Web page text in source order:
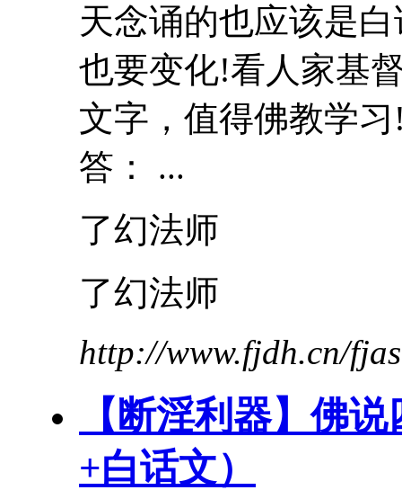
天念诵的也应该是
也要变化!看人家基
文字，值得
答： ...
了幻法师
了幻法师
http://www.fjdh.cn/
【断淫利器】佛
+白话文）